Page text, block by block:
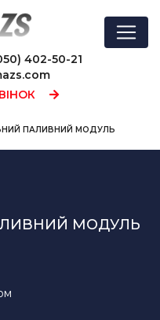
402-50-21
ПАЛИВНИЙ МОДУЛЬ
МОДУЛЬ